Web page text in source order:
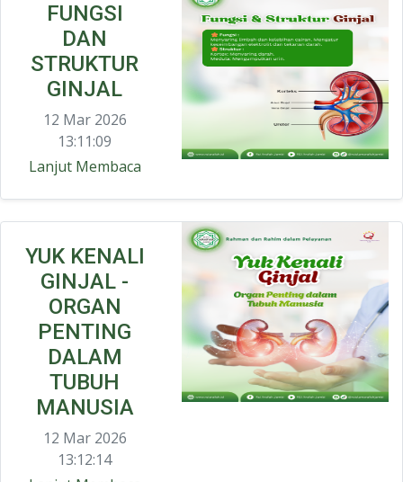
FUNGSI
DAN
STRUKTUR
GINJAL
12 Mar 2026
13:11:09
Lanjut Membaca
YUK KENALI
GINJAL -
ORGAN
PENTING
DALAM
TUBUH
MANUSIA
12 Mar 2026
13:12:14